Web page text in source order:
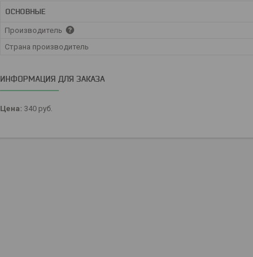
ОСНОВНЫЕ
Производитель
Страна производитель
ИНФОРМАЦИЯ ДЛЯ ЗАКАЗА
Цена: 340 руб.